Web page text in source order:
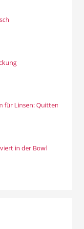
für Linsen: Quitten
in der Bowl